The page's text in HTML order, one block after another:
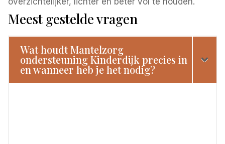
Meest gestelde vragen
Wat houdt Mantelzorg
ondersteuning Kinderdijk precies in
en wanneer heb je het nodig?